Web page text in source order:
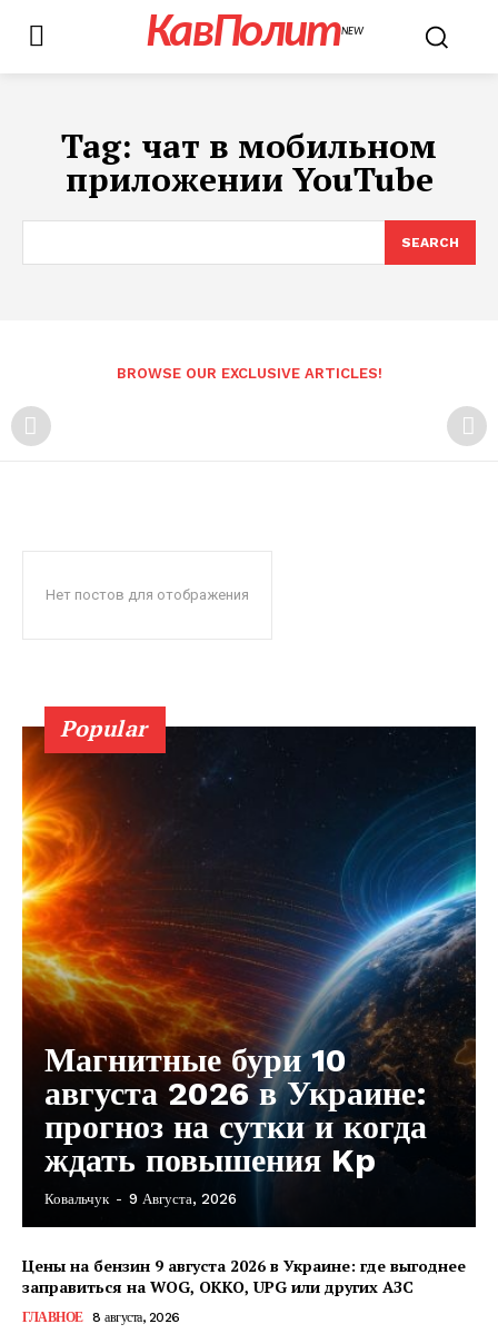
КавПолитNEW
Tag: чат в мобильном
приложении YouTube
SEARCH
BROWSE OUR EXCLUSIVE ARTICLES!
Нет постов для отображения
Popular
Магнитные бури 10
августа 2026 в Украине:
прогноз на сутки и когда
ждать повышения Kp
Ковальчук - 9 Августа, 2026
Цены на бензин 9 августа 2026 в Украине: где выгоднее
заправиться на WOG, OKKO, UPG или других АЗС
ГЛАВНОЕ 8 августа, 2026